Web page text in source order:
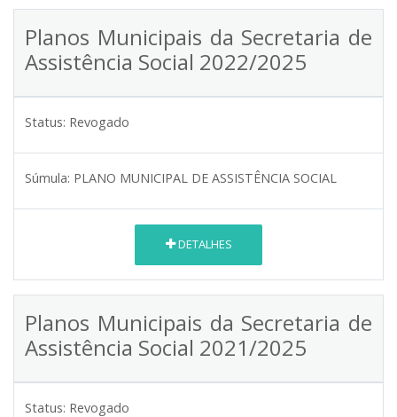
Planos Municipais da Secretaria de
Assistência Social 2022/2025
Status: Revogado
Súmula: PLANO MUNICIPAL DE ASSISTÊNCIA SOCIAL
DETALHES
Planos Municipais da Secretaria de
Assistência Social 2021/2025
Status: Revogado